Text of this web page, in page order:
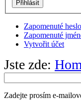
Zapomenuté
Zapomenuté
Vytvořit účet
Jste zde:
Zadejte prosím e-